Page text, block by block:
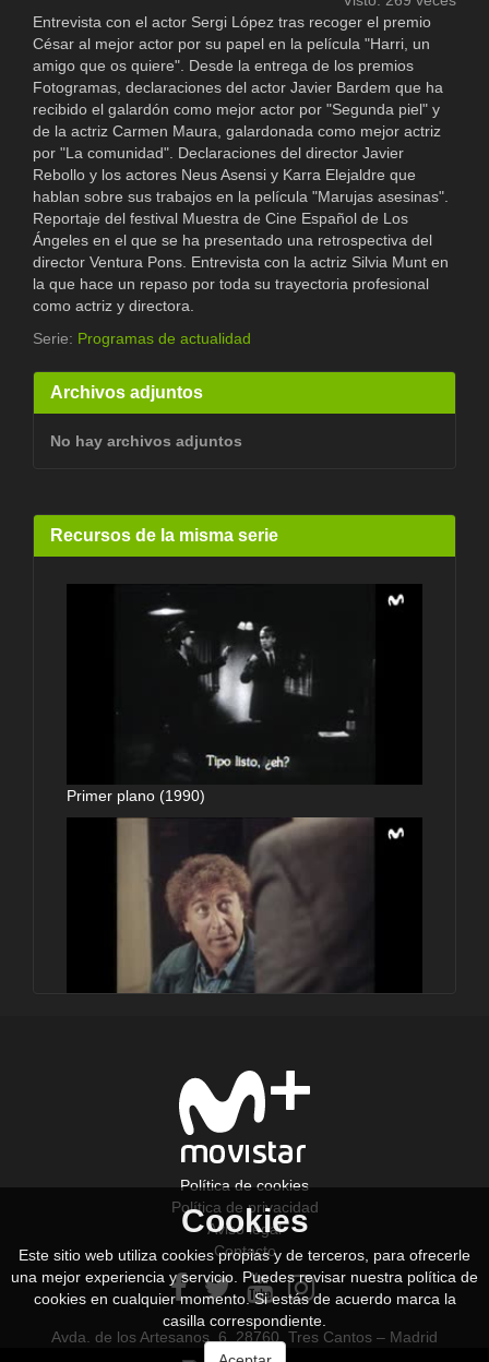
Entrevista con el actor Sergi López tras recoger el premio
César al mejor actor por su papel en la película "Harri, un
amigo que os quiere". Desde la entrega de los premios
Fotogramas, declaraciones del actor Javier Bardem que ha
recibido el galardón como mejor actor por "Segunda piel" y
de la actriz Carmen Maura, galardonada como mejor actriz
por "La comunidad". Declaraciones del director Javier
Rebollo y los actores Neus Asensi y Karra Elejaldre que
hablan sobre sus trabajos en la película "Marujas asesinas".
Reportaje del festival Muestra de Cine Español de Los
Ángeles en el que se ha presentado una retrospectiva del
director Ventura Pons. Entrevista con la actriz Silvia Munt en
la que hace un repaso por toda su trayectoria profesional
como actriz y directora.
Serie: Programas de actualidad
Archivos adjuntos
No hay archivos adjuntos
Recursos de la misma serie
Primer plano (1990)
Primer plano (1990)
Política de cookies
Política de privacidad
Aviso legal
Contacto
Avda. de los Artesanos, 6. 28760. Tres Cantos – Madrid
Cookies
Este sitio web utiliza cookies propias y de terceros, para ofrecerle
una mejor experiencia y servicio. Puedes revisar nuestra política de
cookies en cualquier momento. Si estás de acuerdo marca la
casilla correspondiente.